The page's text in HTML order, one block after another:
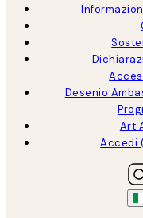
Desenio
Art
Accedi